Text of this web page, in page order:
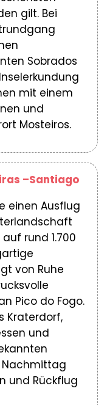
gilt. Bei
Sobrados
mit einem
und
Mosteiros.
–Santiago
einen Ausflug
rund 1.700
von Ruhe
Pico do Fogo.
Kraterdorf,
und
Nachmittag
und Rückflug